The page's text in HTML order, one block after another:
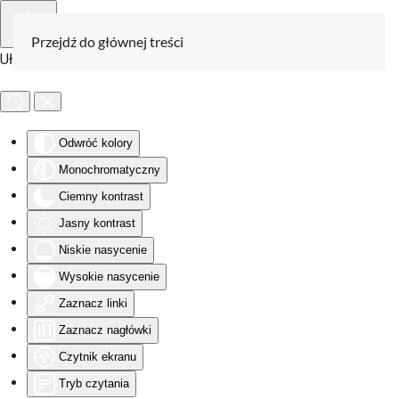
Ułatwienia dostępu
Odwróć kolory
Monochromatyczny
Ciemny kontrast
Jasny kontrast
Niskie nasycenie
Wysokie nasycenie
Zaznacz linki
Zaznacz nagłówki
Czytnik ekranu
Tryb czytania
Przejdź do głównej treści